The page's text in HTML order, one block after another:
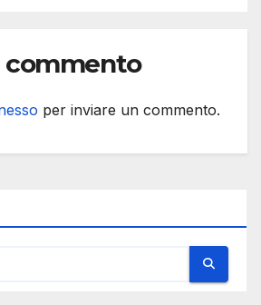
commento
per inviare un commento.